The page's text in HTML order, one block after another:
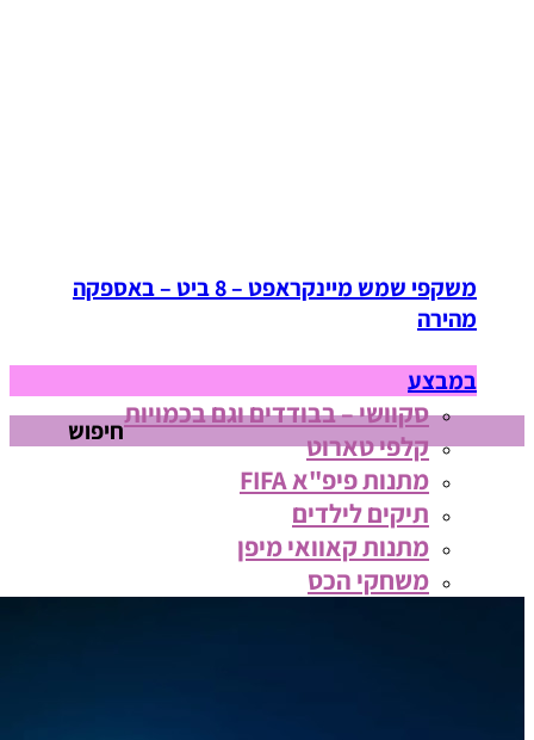
משקפי שמש מיינקראפט – 8 ביט – באספקה
מהירה
במבצע
סקוושי – בבודדים וגם בכמויות
קלפי טארוט
מתנות פיפ"א FIFA
תיקים לילדים
מתנות קאוואי מיפן
משחקי הכס
חיפוש